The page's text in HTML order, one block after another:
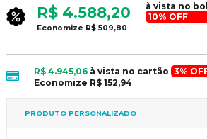
R$ 4.588,20
à vista no
10% OFF
Economize R$ 509,80
R$ 4.945,06 à vista no cartão 3%
Economize R$ 152,94
PRODUTO PERSONALIZADO